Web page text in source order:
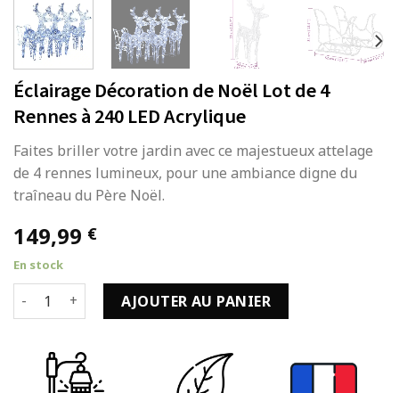
Éclairage Décoration de Noël Lot de 4
Rennes à 240 LED Acrylique
Faites briller votre jardin avec ce majestueux attelage
de 4 rennes lumineux, pour une ambiance digne du
traîneau du Père Noël.
149,99 €
En stock
quantité de Éclairage Décoration de Noël Lot de 4 Rennes
AJOUTER AU PANIER